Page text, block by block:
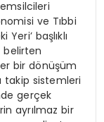
ve Tıbbi
başlıklı
belirten
bir dönüşüm
takip sistemleri
gerçek
ayrılmaz bir